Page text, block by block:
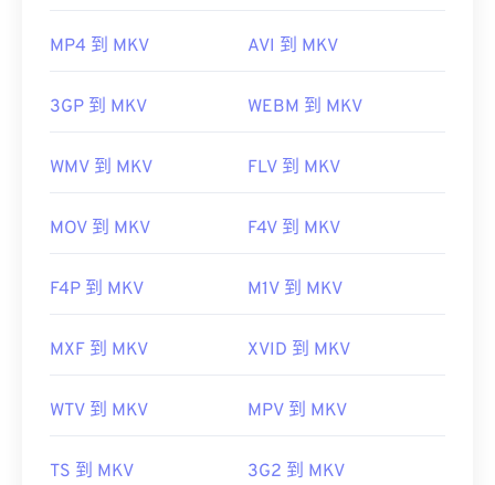
MP4 到 MKV AVI 到 MKV
3GP 到 MKV WEBM 到 MKV
WMV 到 MKV FLV 到 MKV
MOV 到 MKV F4V 到 MKV
F4P 到 MKV M1V 到 MKV
MXF 到 MKV XVID 到 MKV
WTV 到 MKV MPV 到 MKV
TS 到 MKV 3G2 到 MKV